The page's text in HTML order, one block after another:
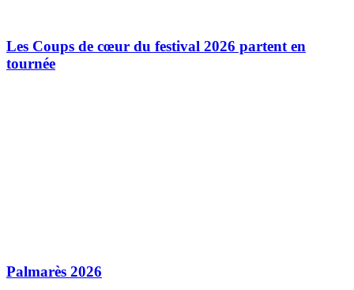
Les Coups de cœur du festival 2026 partent en
tournée
Palmarès 2026